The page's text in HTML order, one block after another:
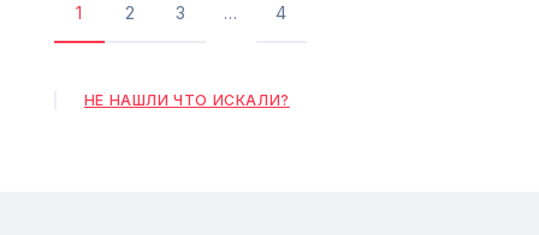
Текущая
1
Страница
2
Страница
3 …
Последняя
4
НЕ НАШЛИ ЧТО ИСКАЛИ?